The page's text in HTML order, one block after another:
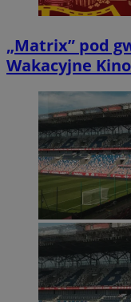
„Matrix” pod
Wakacyjne